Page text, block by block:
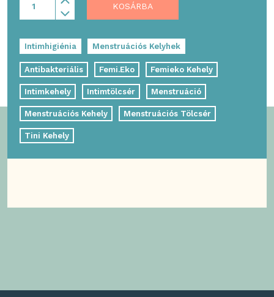
KOSÁRBA
Intimhigiénia Menstruációs Kelyhek
Antibakteriális Femi.Eko Femieko Kehely
Intimkehely Intimtölcsér Menstruáció
Menstruációs Kehely Menstruációs Tölcsér
Tini Kehely